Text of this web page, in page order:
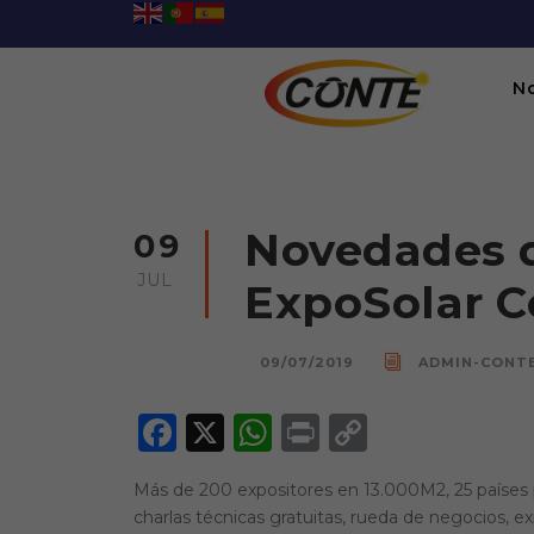
09
JUL
Novedades
ExpoSolar
09/07/2019 ADMIN-
F
a
c
X
W
h
a
P
n
o
p
Más de 200 expositores en 13.000M2, 25
charlas técnicas gratuitas, rueda de negocios,